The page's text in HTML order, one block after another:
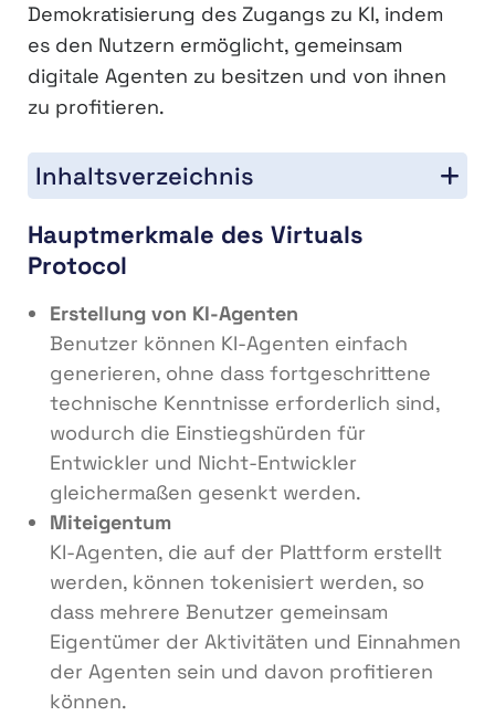
Demokratisierung des Zugangs zu KI, indem
es den Nutzern ermöglicht, gemeinsam
digitale Agenten zu besitzen und von ihnen
zu profitieren.
Inhaltsverzeichnis
Hauptmerkmale des Virtuals
Protocol
Erstellung von KI-Agenten
Benutzer können KI-Agenten einfach
generieren, ohne dass fortgeschrittene
technische Kenntnisse erforderlich sind,
wodurch die Einstiegshürden für
Entwickler und Nicht-Entwickler
gleichermaßen gesenkt werden.
Miteigentum
KI-Agenten, die auf der Plattform erstellt
werden, können tokenisiert werden, so
dass mehrere Benutzer gemeinsam
Eigentümer der Aktivitäten und Einnahmen
der Agenten sein und davon profitieren
können.